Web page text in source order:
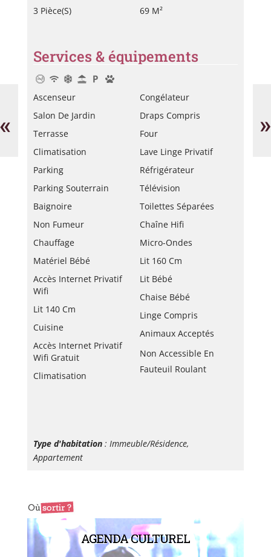
«
Besançon
Marie-
Claire »
3 Pièce(s) 69 M²
Services & équipements
Ascenseur
Salon De Jardin
Terrasse
Climatisation
Parking
Parking Souterrain
Baignoire
Non Fumeur
Chauffage
Matériel Bébé
Accès Internet Privatif
Wifi
Lit 140 Cm
Cuisine
Accès Internet Privatif
Wifi Gratuit
Climatisation
Congélateur
Draps Compris
Four
Lave Linge Privatif
Réfrigérateur
Télévision
Toilettes Séparées
Chaîne Hifi
Micro-Ondes
Lit 160 Cm
Lit Bébé
Chaise Bébé
Linge Compris
Animaux Acceptés
Non Accessible En
Fauteuil Roulant
Type d'habitation : Immeuble/Résidence,
Appartement
AGENDA CULTUREL